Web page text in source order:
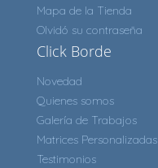
Mapa de la Tienda
Olvidó su contraseña
Click Borde
Novedad
Quienes somos
Galería de Trabajos
Matrices Personalizadas
Testimonios